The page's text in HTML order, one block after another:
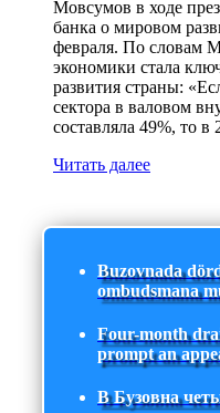
Мовсумов в ходе
банка о мировом
февраля. По словам
экономики стала
развития страны:
сектора в валовом
составляла 49%, то в
Читать далее
Buzovnada
ombudsmana
Four-month
prompt an
В Бузовна